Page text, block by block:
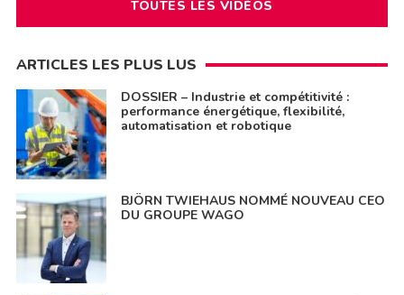
TOUTES LES VIDÉOS
ARTICLES LES PLUS LUS
DOSSIER – Industrie et compétitivité :
performance énergétique, flexibilité,
automatisation et robotique
BJÖRN TWIEHAUS NOMMÉ NOUVEAU CEO
DU GROUPE WAGO